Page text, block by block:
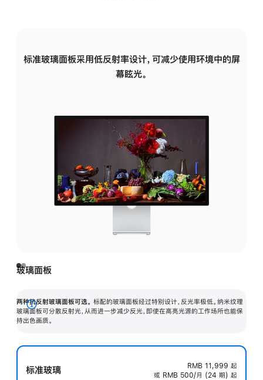
标准玻璃面板采用低反射率设计，可减少使用环境中的屏
幕眩光。
玻璃面板
两种抗反射玻璃面板可选。 标配的玻璃面板经过特别设计，反光率极低。纳米纹理
玻璃面板可分散反射光，从而进一步减少反光，即使在高亮光源的工作场所也能保
持出色画质。
展
开
标准玻璃 RMB 11,999 起
或 RMB 500/月 (24 期) 起